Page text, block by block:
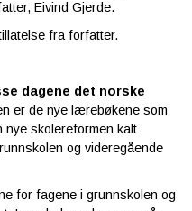
Eivind Gjerde.
fra forfatter.
dagene det norske
er de nye lærebøkene som
nye skolereformen kalt
og videregående
for fagene i grunnskolen og